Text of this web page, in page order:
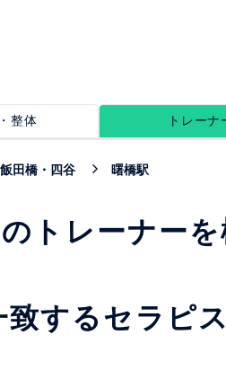
整体 トレーナ
田橋・四谷 曙橋駅
トレーナー
致するセラピ